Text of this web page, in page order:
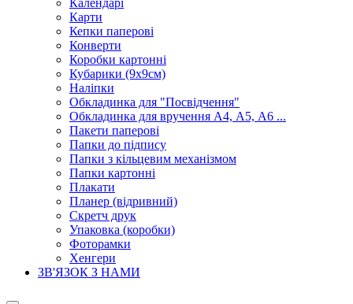
Календарі
Карти
Кепки паперові
Конверти
Коробки картонні
Кубарики (9х9см)
Наліпки
Обкладинка для "Посвідчення"
Обкладинка для вручення А4, А5, А6 ...
Пакети паперові
Папки до підпису
Папки з кільцевим механізмом
Папки картонні
Плакати
Планер (відривний)
Скретч друк
Упаковка (коробки)
Фоторамки
Хенгери
ЗВ'ЯЗОК З НАМИ